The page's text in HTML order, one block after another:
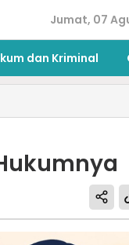
Jumat, 07
dan Kriminal